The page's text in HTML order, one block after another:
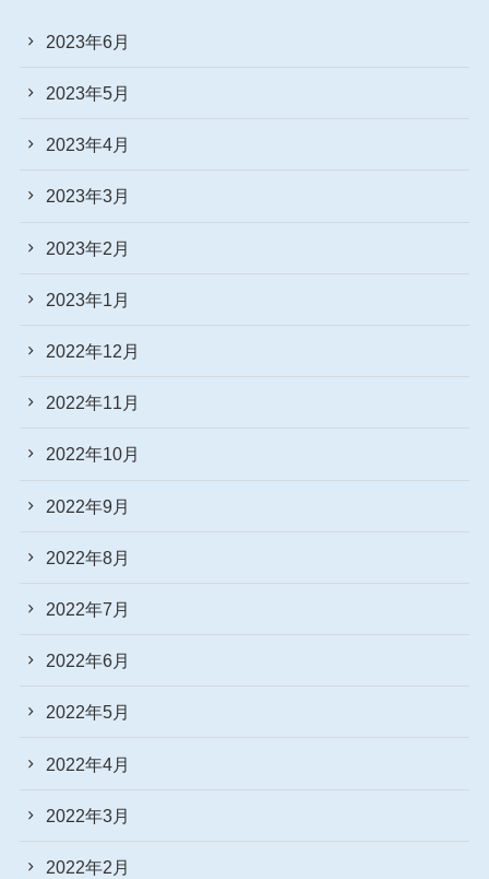
2023年6月
2023年5月
2023年4月
2023年3月
2023年2月
2023年1月
2022年12月
2022年11月
2022年10月
2022年9月
2022年8月
2022年7月
2022年6月
2022年5月
2022年4月
2022年3月
2022年2月